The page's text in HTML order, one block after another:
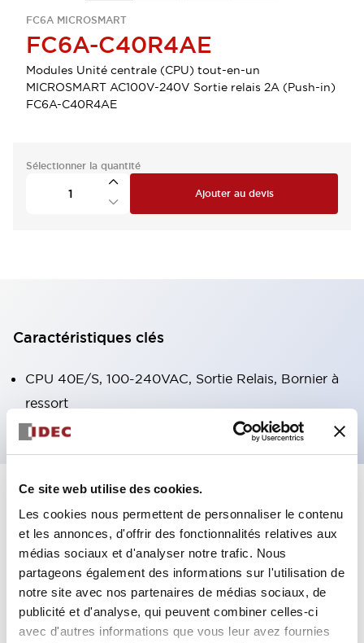
Ce site web utilise des cookies.
Les cookies nous permettent de personnaliser le contenu
et les annonces, d'offrir des fonctionnalités relatives aux
médias sociaux et d'analyser notre trafic. Nous
partageons également des informations sur l'utilisation de
notre site avec nos partenaires de médias sociaux, de
publicité et d'analyse, qui peuvent combiner celles-ci
avec d'autres informations que vous leur avez fournies
FC6A MICROSMART
FC6A-C40R4AE
Modules Unité centrale (CPU) tout-en-un
MICROSMART AC100V-240V Sortie relais 2A (Push-in)
FC6A-C40R4AE
Sélectionner la quantité
Ajouter au devis
Caractéristiques clés
CPU 40E/S, 100-240VAC, Sortie Relais, Bornier à
ressort
Spécifications
Certification Specifications
Electrical Specifications
Environmental Specifications